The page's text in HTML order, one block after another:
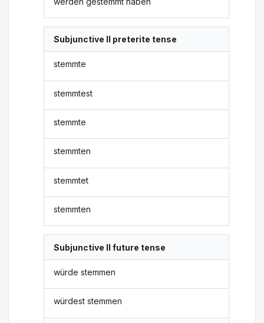
Subjunctive II preterite tense
stemmte
stemmtest
stemmte
stemmten
stemmtet
stemmten
Subjunctive II future tense
würde stemmen
würdest stemmen